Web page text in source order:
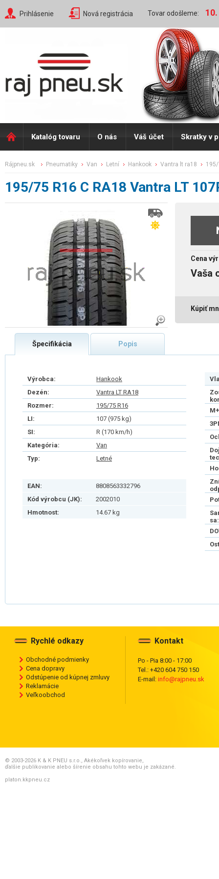
Prihlásenie Nová registrácia Tovar odošleme:
Katalóg tovaru O nás Váš účet Skratky v
rájpneu.sk pneumatiky van letní hankook vantra lt ra18
195/75 R16 C RA18 Vantra LT
Cena
Vaša
Kúpiť
Špecifikácia Popis
Výrobca:
Hankook
Dezén:
Vantra LT RA18
Rozmer:
195/75 R16
LI:
107 (975 kg)
SI:
R (170 km/h)
Kategória:
Van
Typ:
Letné
EAN:
8808563332796
Kód výrobcu (JK):
2002010
Hmotnost:
14.67 kg
sa:
Rychlé odkazy
Obchodné podmienky
Cena dopravy
Odstúpenie od kúpnej zmluvy
Reklamácie
Veľkoobchod
Kontakt
Po - Pia 8:00 - 17:00
Tel.: +420 604 750 150
E-mail: info@rajpneu.sk
© 2003-2026 K & K PNEU s.r.o., Akékoľvek kopírovanie,
ďalšie publikovanie alebo šírenie obsahu tohto webu je zakázané.
platon.kkpneu.cz